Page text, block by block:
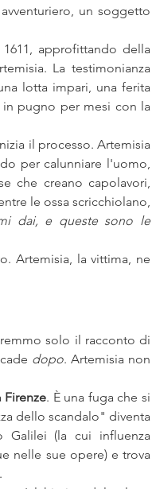
un soggetto
approfittando della
La testimonianza
lotta impari, una ferita
in pugno per mesi con la
il processo. Artemisia
per calunniare l'uomo,
che creano capolavori,
le ossa scricchiolano,
dai, e queste sono le
Artemisia, la vittima, ne
solo il racconto di
dopo. Artemisia non
Firenze. È una fuga che si
dello scandalo" diventa
Galilei (la cui influenza
nelle sue opere) e trova